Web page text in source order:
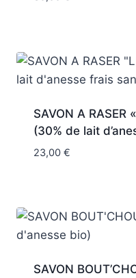
SAVON A RASER
(30% de lait
23,00 €
SAVON